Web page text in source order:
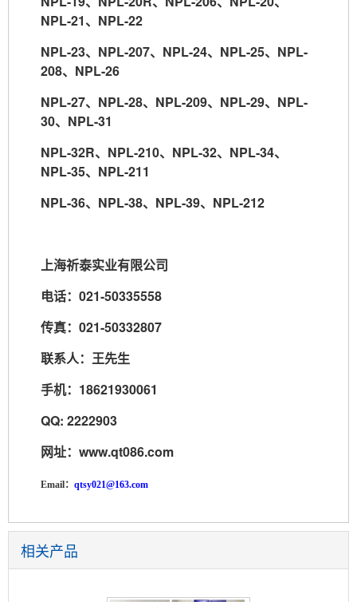
NPL-21、 NPL-22
NPL-23、 NPL-207、 NPL-24、 NPL-25、 NPL-
208、 NPL-26
NPL-27、 NPL-28、 NPL-209、 NPL-29、 NPL-
30、 NPL-31
NPL-32R、 NPL-210、 NPL-32、 NPL-34、
NPL-35、 NPL-211
NPL-36、 NPL-38、 NPL-39、 NPL-212
上海祈泰实业有限公司
电话： 021-50335558
传真： 021-50332807
联系人：王先生
手机： 18621930061
QQ: 2222903
网址： www.qt086.com
Email： qtsy021@163.com
相关产品